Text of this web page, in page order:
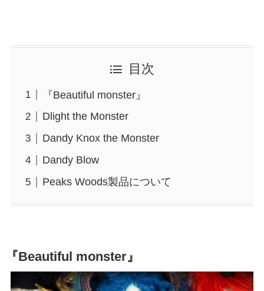
目次
『Beautiful monster』
Dlight the Monster
Dandy Knox the Monster
Dandy Blow
Peaks Woods製品について
『Beautiful monster』